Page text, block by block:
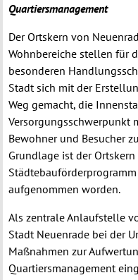
Quartiersmanagement
Der Ortskern von
Wohnbereiche stellen für
besonderen
Stadt sich mit der
Weg gemacht, die
Bewohner und Besucher
Grundlage ist der
aufgenommen worden.
Als zentrale Anlaufstelle
Stadt Neuenrade bei der
Maßnahmen zur
Quartiersmanagement